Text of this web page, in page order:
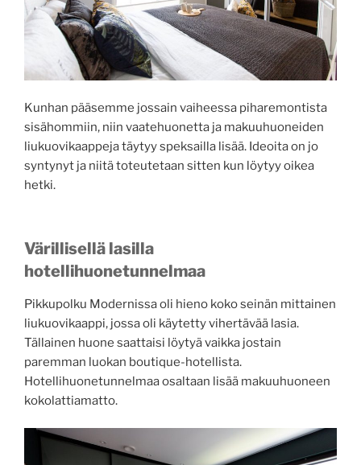
Kunhan pääsemme jossain vaiheessa piharemontista
sisähommiin, niin vaatehuonetta ja makuuhuoneiden
liukuovikaappeja täytyy speksailla lisää. Ideoita on jo
syntynyt ja niitä toteutetaan sitten kun löytyy oikea
hetki.
Värillisellä lasilla
hotellihuonetunnelmaa
Pikkupolku Modernissa oli hieno koko seinän mittainen
liukuovikaappi, jossa oli käytetty vihertävää lasia.
Tällainen huone saattaisi löytyä vaikka jostain
paremman luokan boutique-hotellista.
Hotellihuonetunnelmaa osaltaan lisää makuuhuoneen
kokolattiamatto.